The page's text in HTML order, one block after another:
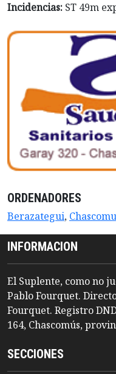
Incidencias: ST 49m
ORDENADORES
Berazategui,
INFORMACION
El Suplente, como no
Pablo Fourquet.
Fourquet. Registro
164, Chascomús,
SECCIONES